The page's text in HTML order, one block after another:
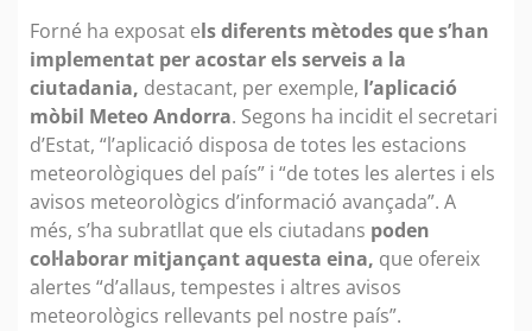
Forné ha exposat els diferents mètodes que s’han
implementat per acostar els serveis a la
ciutadania, destacant, per exemple, l’aplicació
mòbil Meteo Andorra. Segons ha incidit el secretari
d’Estat, “l’aplicació disposa de totes les estacions
meteorològiques del país” i “de totes les alertes i els
avisos meteorològics d’informació avançada”. A
més, s’ha subratllat que els ciutadans poden
col·laborar mitjançant aquesta eina, que ofereix
alertes “d’allaus, tempestes i altres avisos
meteorològics rellevants pel nostre país”.